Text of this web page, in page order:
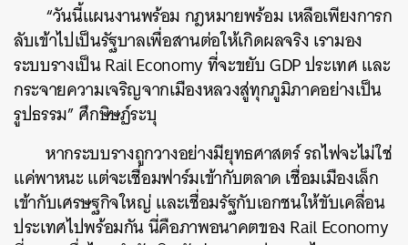
“วันนี้แผนงานพร้อม กฎหมายพร้อม เหลือเพียงการก
ลับเข้าไปเป็นรัฐบาลเพื่อสานต่อให้เกิดผลจริง เรามอง
ระบบรางเป็น Rail Economy ที่จะขยับ GDP ประเทศ และ
กระจายความเจริญจากเมืองหลวงสู่ทุกภูมิภาคอย่างเป็น
รูปธรรม” ศึกษิษฏ์ระบุ
หากระบบรางถูกวางอย่างมียุทธศาสตร์ รถไฟจะไม่ใช่
แค่พาหนะ แต่จะเชื่อมฟาร์มเข้ากับตลาด เชื่อมเมืองเล็ก
เข้ากับเศรษฐกิจใหญ่ และเชื่อมรัฐกับเอกชนให้ขับเคลื่อน
ประเทศไปพร้อมกัน นี่คือภาพอนาคตของ Rail Economy